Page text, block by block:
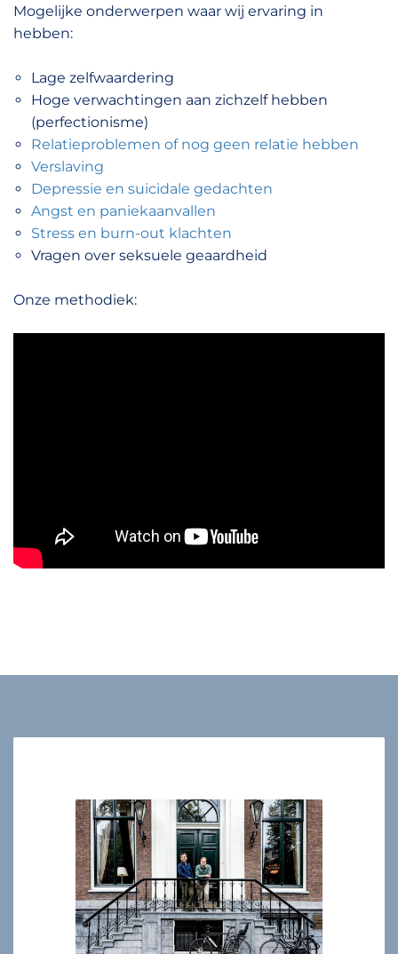
Mogelijke onderwerpen waar wij ervaring in
hebben:
Lage zelfwaardering
Hoge verwachtingen aan zichzelf hebben
(perfectionisme)
Relatieproblemen of nog geen relatie hebben
Verslaving
Depressie en suicidale gedachten
Angst en paniekaanvallen
Stress en burn-out klachten
Vragen over seksuele geaardheid
Onze methodiek: